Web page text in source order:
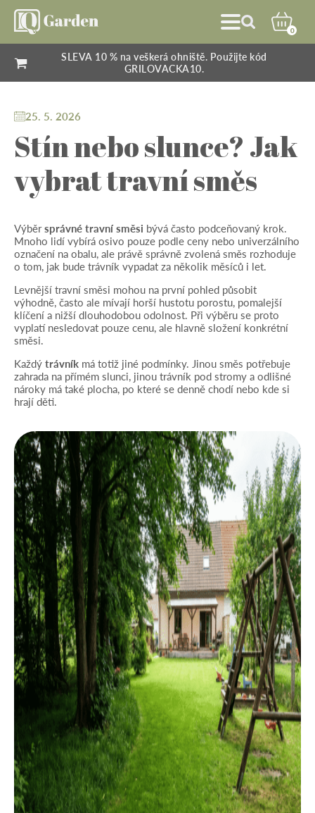
0
SLEVA 10 % na veškerá ohniště. Použijte kód
GRILOVACKA10.
25. 5. 2026
Stín nebo slunce? Jak
vybrat travní směs
Výběrsprávné travní směsi bývá často podceňovaný krok.
Mnoho lidí vybírá osivo pouze podle ceny nebo univerzálního
označení na obalu, ale právě správně zvolená směs rozhoduje
o tom, jak bude trávník vypadat za několik měsíců i let.
Levnější travní směsi mohou na první pohled působit
výhodně, často ale mívají horší hustotu porostu, pomalejší
klíčení a nižší dlouhodobou odolnost. Při výběru se proto
vyplatí nesledovat pouze cenu, ale hlavně složení konkrétní
směsi.
Každýtrávník má totiž jiné podmínky. Jinou směs potřebuje
zahrada na přímém slunci, jinou trávník pod stromy a odlišné
nároky má také plocha, po které se denně chodí nebo kde si
hrají děti.